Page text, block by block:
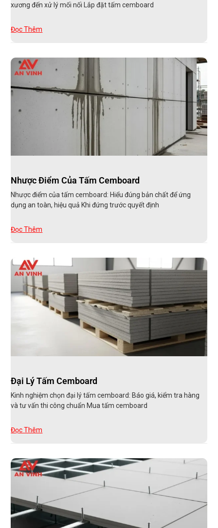
xương đến xử lý mối nối Lắp đặt tấm cemboard
Đọc Thêm
Nhược Điểm Của Tấm Cemboard
Nhược điểm của tấm cemboard: Hiểu đúng bản chất để ứng
dụng an toàn, hiệu quả Khi đứng trước quyết định
Đọc Thêm
Đại Lý Tấm Cemboard
Kinh nghiệm chọn đại lý tấm cemboard: Báo giá, kiểm tra hàng
và tư vấn thi công chuẩn Mua tấm cemboard
Đọc Thêm